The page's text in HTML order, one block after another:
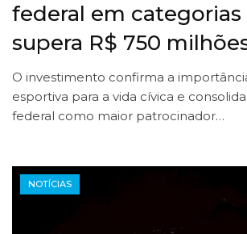
federal em
supera R$ 750
O investimento confirma a
esportiva para a vida cívica e
federal como maior patrocinador…
NOTÍCIAS